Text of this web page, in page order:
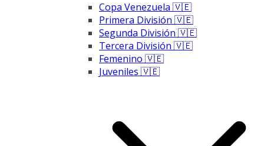
Copa Venezuela 🇻🇪
Primera División 🇻🇪
Segunda División 🇻🇪
Tercera División 🇻🇪
Femenino 🇻🇪
Juveniles 🇻🇪